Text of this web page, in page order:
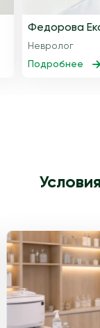
Федорова
Невролог
Подробнее